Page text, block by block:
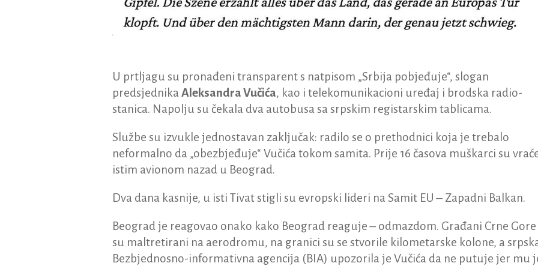
U prtljagu su pronađeni transparent s natpisom „Srbija pobjeđuje“, slogan
predsjednika Aleksandra Vučića, kao i telekomunikacioni uređaj i brodska radio-
stanica. Napolju su čekala dva autobusa sa srpskim registarskim tablicama.
Službe su izvukle jednostavan zaključak: radilo se o prethodnici koja je trebalo
neformalno da „obezbjeđuje“ Vučića tokom samita. Prije 16 časova muškarci su
istim avionom nazad u Beograd.
Dva dana kasnije, u isti Tivat stigli su evropski lideri na Samit EU – Zapadni Balkan.
Beograd je reagovao onako kako Beograd reaguje – odmazdom. Građani Crne
su maltretirani na aerodromu, na granici su se stvorile kilometarske kolone, a
Bezbjednosno-informativna agencija (BIA) upozorila je Vučića da ne putuje jer mu